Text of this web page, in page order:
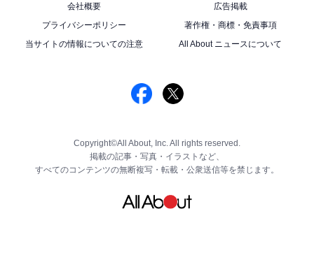
会社概要
広告掲載
プライバシーポリシー
著作権・商標・免責事項
当サイトの情報についての注意
All About ニュースについて
Copyright©All About, Inc. All rights reserved.
掲載の記事・写真・イラストなど、
すべてのコンテンツの無断複写・転載・公衆送信等を禁じます。